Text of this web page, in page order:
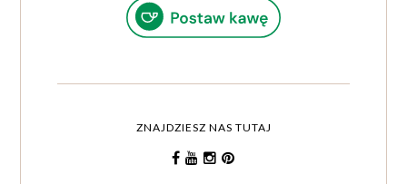
ZNAJDZIESZ NAS TUTAJ